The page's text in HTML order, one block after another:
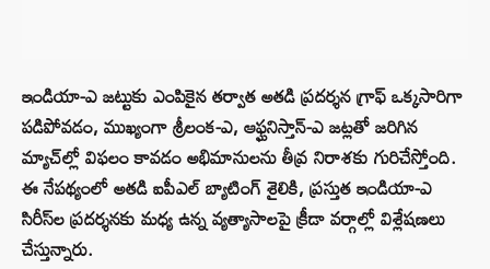
ఇండియా-ఎ జట్టుకు ఎంపికైన తర్వాత అతడి ప్రదర్శన గ్రాఫ్ ఒక్కసారిగా
పడిపోవడం, ముఖ్యంగా శ్రీలంక-ఎ, ఆఫ్ఘనిస్తాన్-ఎ జట్లతో జరిగిన
మ్యాచ్‌ల్లో విఫలం కావడం అభిమానులను తీవ్ర నిరాశకు గురిచేస్తోంది.
ఈ నేపథ్యంలో అతడి ఐపీఎల్ బ్యాటింగ్ శైలికి, ప్రస్తుత ఇండియా-ఎ
సిరీస్‌ల ప్రదర్శనకు మధ్య ఉన్న వ్యత్యాసాలపై క్రీడా వర్గాల్లో విశ్లేషణలు
చేస్తున్నారు.